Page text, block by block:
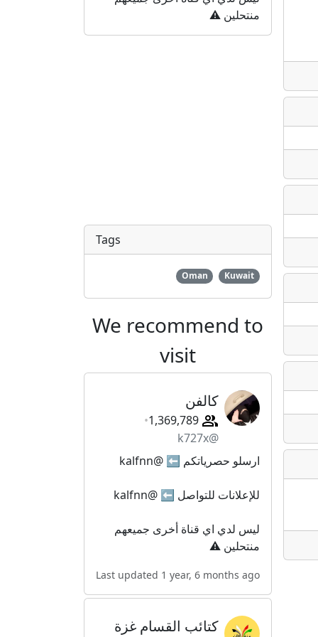
منتحلين ⚠️
Tags
Kuwait
Oman
We recommend to
visit
كالفن
@k727x
ارسلو حصرياتكم ⬅️ @kalfnn
للإعلانات للتواصل ⬅️ @kalfnn
ليس لدي اي قناة أخرى جميعهم
منتحلين ⚠️
Last updated 1 year, 6 months ago
كتائب القسام غزة